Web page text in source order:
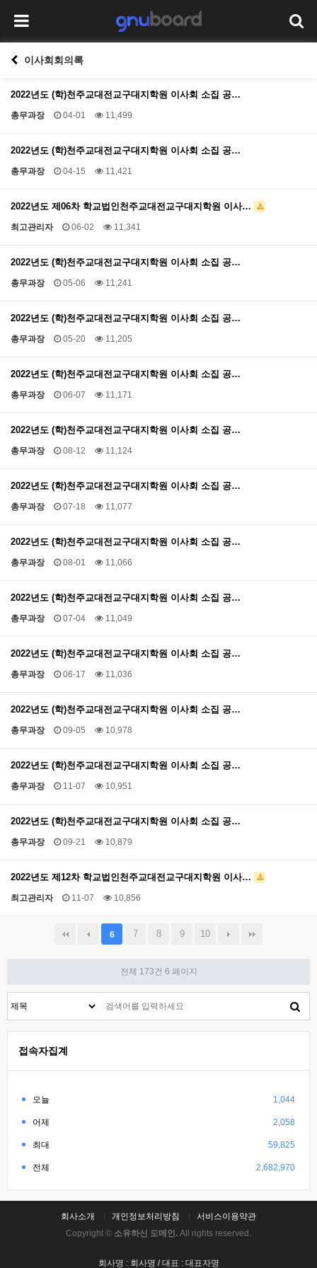
이사회회의록
2022년도 (학)천주교대전교구대지학원 이사회 소집 공…
총무과장 04-01 11,499
2022년도 (학)천주교대전교구대지학원 이사회 소집 공…
총무과장 04-15 11,421
2022년도 제06차 학교법인천주교대전교구대지학원 이사…
최고관리자 06-02 11,341
2022년도 (학)천주교대전교구대지학원 이사회 소집 공…
총무과장 05-06 11,241
2022년도 (학)천주교대전교구대지학원 이사회 소집 공…
총무과장 05-20 11,205
2022년도 (학)천주교대전교구대지학원 이사회 소집 공…
총무과장 06-07 11,171
2022년도 (학)천주교대전교구대지학원 이사회 소집 공…
총무과장 08-12 11,124
2022년도 (학)천주교대전교구대지학원 이사회 소집 공…
총무과장 07-18 11,077
2022년도 (학)천주교대전교구대지학원 이사회 소집 공…
총무과장 08-01 11,066
2022년도 (학)천주교대전교구대지학원 이사회 소집 공…
총무과장 07-04 11,049
2022년도 (학)천주교대전교구대지학원 이사회 소집 공…
총무과장 06-17 11,036
2022년도 (학)천주교대전교구대지학원 이사회 소집 공…
총무과장 09-05 10,978
2022년도 (학)천주교대전교구대지학원 이사회 소집 공…
총무과장 11-07 10,951
2022년도 (학)천주교대전교구대지학원 이사회 소집 공…
총무과장 09-21 10,879
2022년도 제12차 학교법인천주교대전교구대지학원 이사…
최고관리자 11-07 10,856
6 7 8 9 10
전체 173건 6 페이지
접속자집계
오늘 1,044
어제 2,058
최대 59,825
전체 2,682,970
회사소개 개인정보처리방침
서비스이용약관
Copyright © 소유하신 도메인. All rights reserved.
회사명 : 회사명 / 대표 : 대표자명